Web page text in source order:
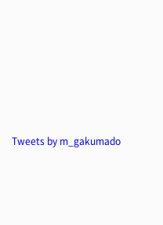
Tweets by m_gakumado